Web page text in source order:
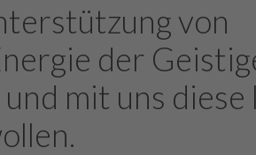
von
der
mit uns